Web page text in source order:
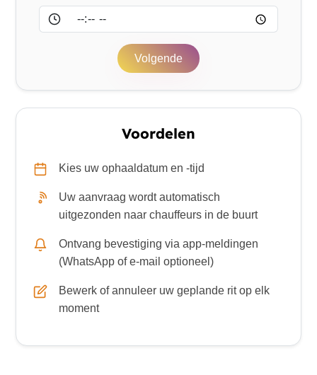
Volgende
Voordelen
Kies uw ophaaldatum en -tijd
Uw aanvraag wordt automatisch
uitgezonden naar chauffeurs in de buurt
Ontvang bevestiging via app-meldingen
(WhatsApp of e-mail optioneel)
Bewerk of annuleer uw geplande rit op elk
moment